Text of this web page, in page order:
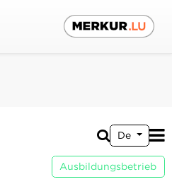
De
Ausbildungsbetrieb